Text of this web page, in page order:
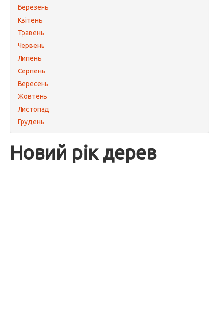
Березень
Квітень
Травень
Червень
Липень
Серпень
Вересень
Жовтень
Листопад
Грудень
Новий рік дерев